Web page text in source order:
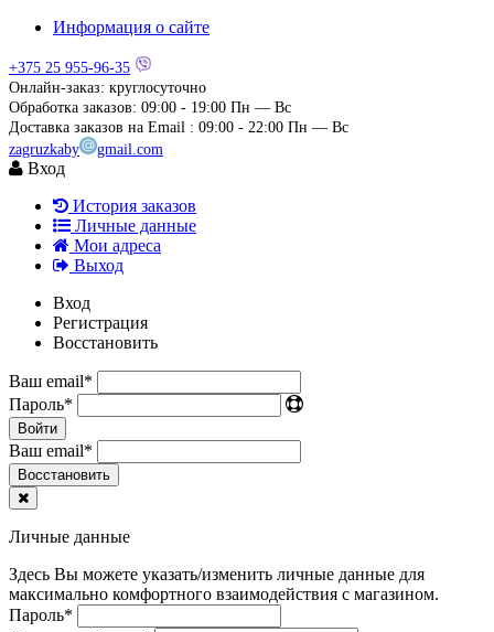
Информация о сайте
+375 25 955-96-35
Онлайн-заказ: круглосуточно
Обработка заказов: 09:00 - 19:00 Пн — Вс
Доставка заказов на Email : 09:00 - 22:00 Пн — Вс
zagruzkaby
gmail.com
Вход
История заказов
Личные данные
Мои адреса
Выход
Вход
Регистрация
Восстановить
Ваш email*
Пароль*
Войти
Ваш email*
Воcстановить
Личные данные
Здесь Вы можете указать/изменить личные данные для
максимально комфортного взаимодействия с магазином.
Пароль*